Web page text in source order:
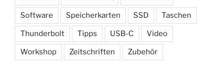
Software Speicherkarten SSD Taschen
Thunderbolt Tipps USB-C Video
Workshop Zeitschriften Zubehör